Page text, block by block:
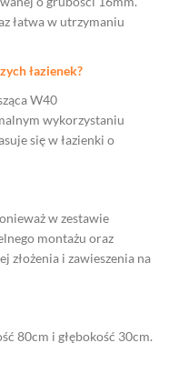
łatwa w utrzymaniu
łazienek?
W40
wykorzystaniu
się w łazienki o
w zestawie
montażu oraz
złożenia i zawieszenia na
80cm i głębokość 30cm.